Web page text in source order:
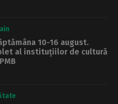
10-16 august.
al instituțiilor de cultură